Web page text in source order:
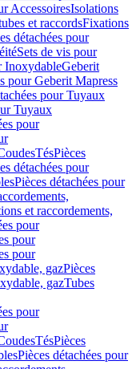
AccessoiresIsolations
et raccordsFixations
détachées pour
Sets de vis pour
InoxydableGeberit
pour Geberit Mapress
pour Tuyaux
Tuyaux
pour
TésPièces
détachées pour
Pièces détachées pour
et raccordements,
pour
pour
pour
gazPièces
gazTubes
pour
TésPièces
Pièces détachées pour